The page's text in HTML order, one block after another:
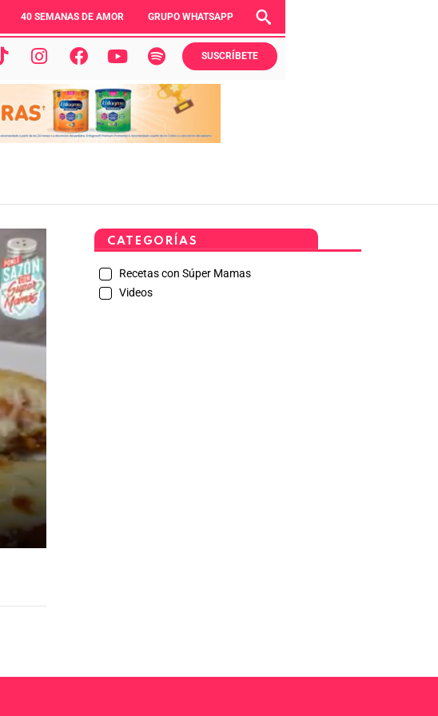
40 SEMANAS DE AMOR GRUPO WHATSAPP
SUSCRÍBETE
CATEGORÍAS
Recetas con Súper Mamas
Videos